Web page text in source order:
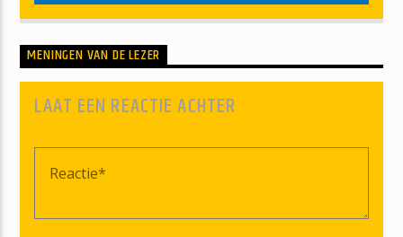
MENINGEN VAN DE LEZER
LAAT EEN REACTIE ACHTER